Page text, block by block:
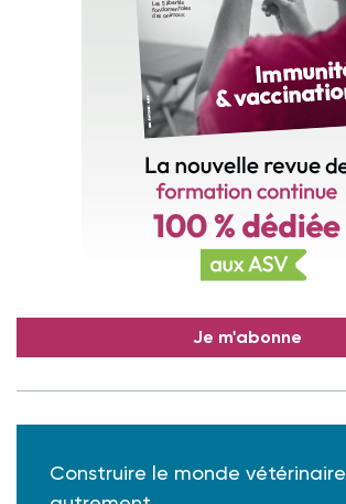
Je m'abonne
Construire le monde vétérinaire